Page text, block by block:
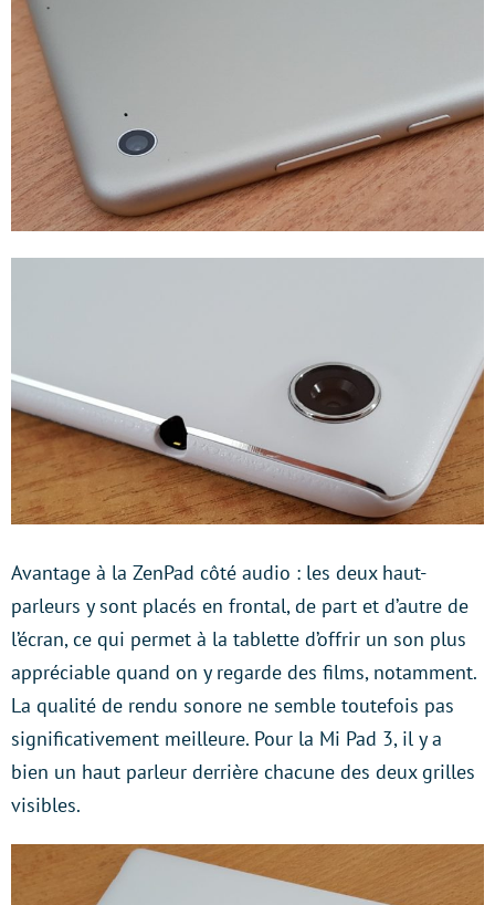
Avantage à la ZenPad côté audio : les deux haut-
parleurs y sont placés en frontal, de part et d’autre de
l’écran, ce qui permet à la tablette d’offrir un son plus
appréciable quand on y regarde des films, notamment.
La qualité de rendu sonore ne semble toutefois pas
significativement meilleure. Pour la Mi Pad 3, il y a
bien un haut parleur derrière chacune des deux grilles
visibles.